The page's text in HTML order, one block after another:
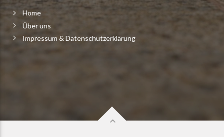
Home
Über uns
Impressum & Datenschutzerklärung